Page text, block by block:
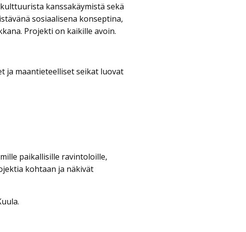
kanssakäymistä sekä
sosiaalisena konseptina,
Projekti on kaikille avoin.
ja maantieteelliset seikat luovat
paikallisille ravintoloille,
kohtaan ja näkivät